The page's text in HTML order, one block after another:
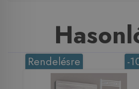
-
Rendelésre